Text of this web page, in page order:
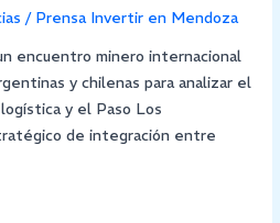
/ Prensa Invertir en Mendoza
encuentro minero internacional
y chilenas para analizar el
y el Paso Los
de integración entre